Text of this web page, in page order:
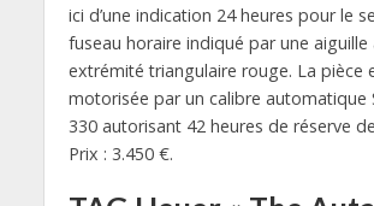
ici d’une indication 24 heures pour le
fuseau horaire indiqué par une aiguille
extrémité triangulaire rouge. La pièce
motorisée par un calibre automatique
330 autorisant 42 heures de réserve
Prix : 3.450 €.